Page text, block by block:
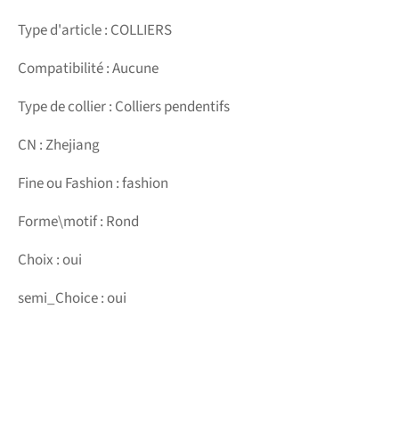
Type d'article : COLLIERS
Compatibilité : Aucune
Type de collier : Colliers pendentifs
CN : Zhejiang
Fine ou Fashion : fashion
Forme\motif : Rond
Choix : oui
semi_Choice : oui